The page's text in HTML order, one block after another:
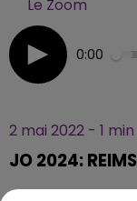
Le Zoom
0:00
2 mai 2022 - 1
JO 2024: